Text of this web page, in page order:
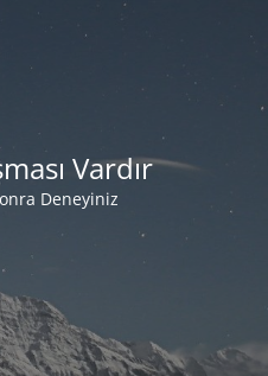
Vardır
Deneyiniz